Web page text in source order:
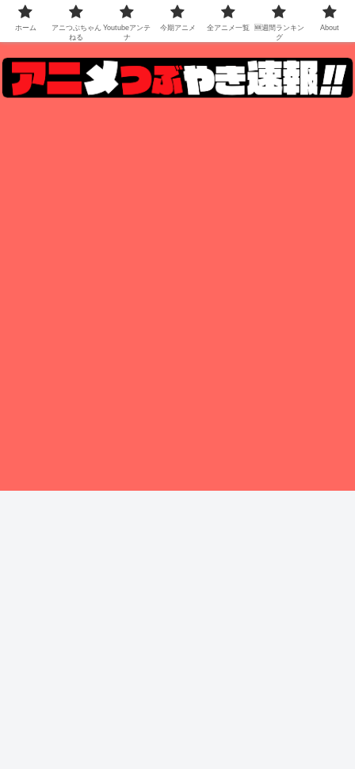
ホーム
アニつぶちゃん
ねる
Youtubeアンテ
ナ
今期アニメ 全アニメ一覧
🆕週間ランキン
グ
About